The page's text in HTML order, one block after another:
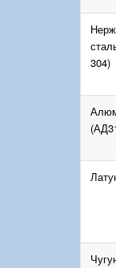
304)